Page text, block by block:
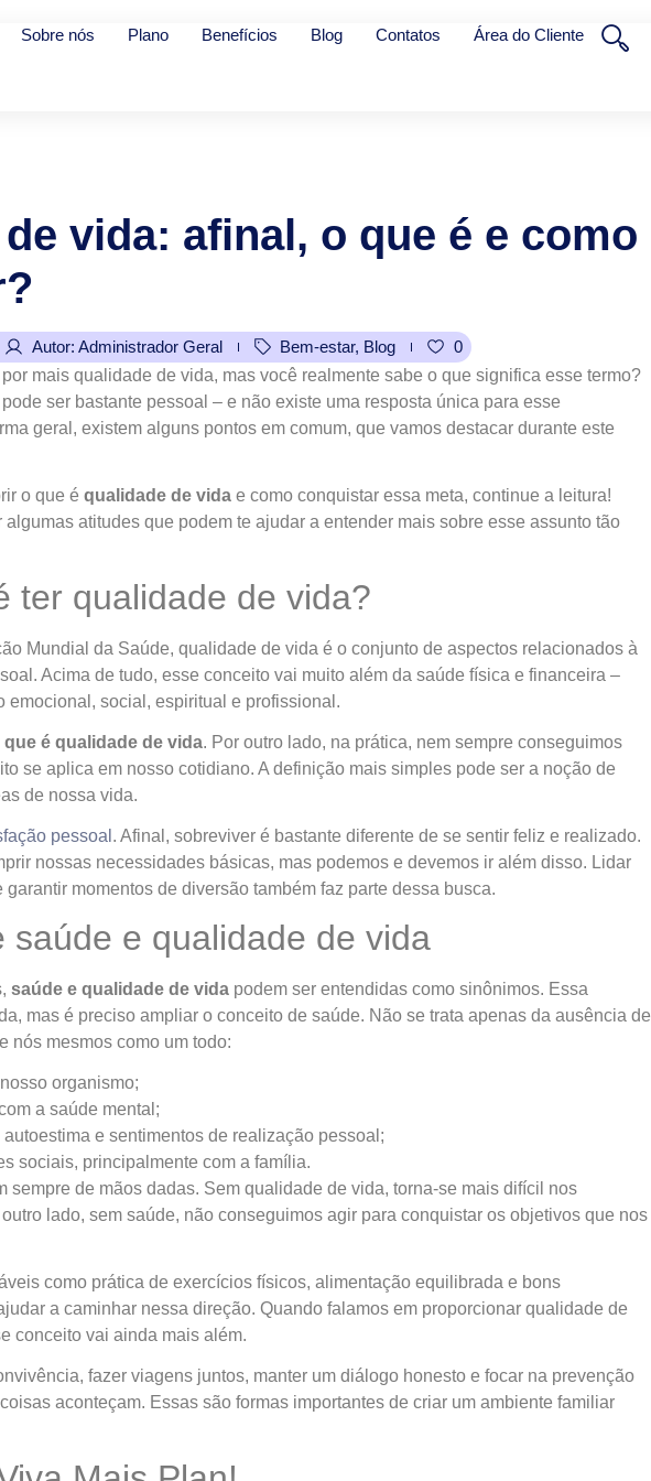
Sobre nós Plano Benefícios Blog Contatos Área do Cliente
de vida: afinal, o que é e como
Autor: Administrador Geral Bem-estar, Blog
0
mais qualidade de vida, mas você realmente sabe o que significa esse termo?
ser bastante pessoal – e não existe uma resposta única para esse
geral, existem alguns pontos em comum, que vamos destacar durante este
o que é qualidade de vida e como conquistar essa meta, continue a leitura!
algumas atitudes que podem te ajudar a entender mais sobre esse assunto tão
ter qualidade de vida?
Mundial da Saúde, qualidade de vida é o conjunto de aspectos relacionados à
Acima de tudo, esse conceito vai muito além da saúde física e financeira –
emocional, social, espiritual e profissional.
que é qualidade de vida. Por outro lado, na prática, nem sempre conseguimos
se aplica em nosso cotidiano. A definição mais simples pode ser a noção de
de nossa vida.
pessoal . Afinal, sobreviver é bastante diferente de se sentir feliz e realizado.
nossas necessidades básicas, mas podemos e devemos ir além disso. Lidar
momentos de diversão também faz parte dessa busca.
saúde e qualidade de vida
saúde e qualidade de vida podem ser entendidas como sinônimos. Essa
mas é preciso ampliar o conceito de saúde. Não se trata apenas da ausência de
nós mesmos como um todo:
organismo;
a saúde mental;
e sentimentos de realização pessoal;
sociais, principalmente com a família.
sempre de mãos dadas. Sem qualidade de vida, torna-se mais difícil nos
lado, sem saúde, não conseguimos agir para conquistar os objetivos que nos
como prática de exercícios físicos, alimentação equilibrada e bons
a caminhar nessa direção. Quando falamos em proporcionar qualidade de
conceito vai ainda mais além.
fazer viagens juntos, manter um diálogo honesto e focar na prevenção
aconteçam. Essas são formas importantes de criar um ambiente familiar